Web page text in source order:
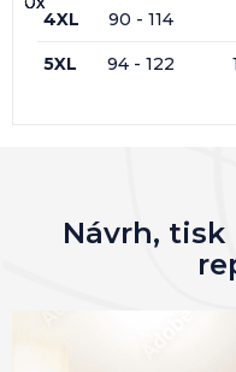
4XL 90 - 114
5XL 94 - 122
Návrh, tisk